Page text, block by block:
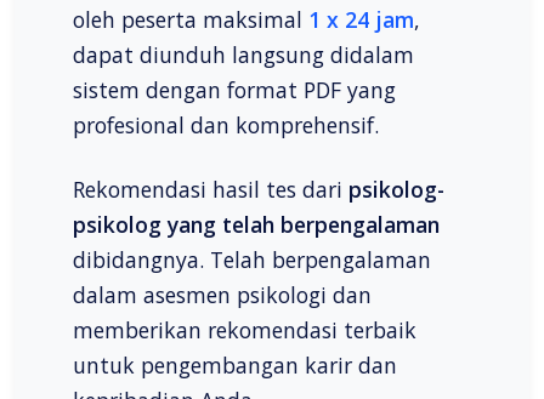
oleh peserta maksimal 1 x 24 jam,
dapat diunduh langsung didalam
sistem dengan format PDF yang
profesional dan komprehensif.
Rekomendasi hasil tes dari psikolog-
psikolog yang telah berpengalaman
dibidangnya. Telah berpengalaman
dalam asesmen psikologi dan
memberikan rekomendasi terbaik
untuk pengembangan karir dan